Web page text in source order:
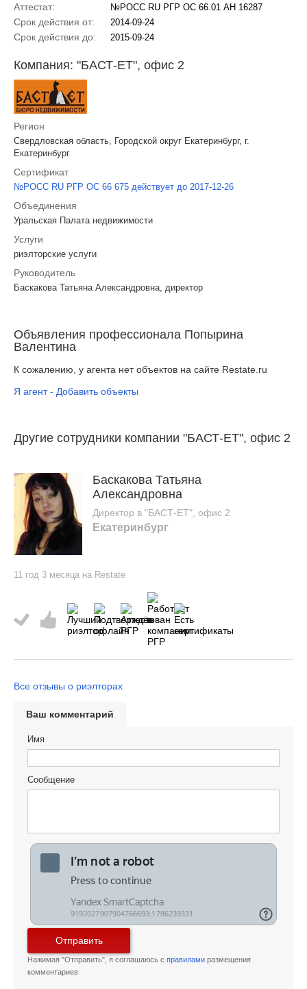
Аттестат: №РОСС RU РГР ОС 66.01 АН 16287
Срок действия от: 2014-09-24
Срок действия до: 2015-09-24
Компания: "БАСТ-ЕТ", офис 2
Регион
Свердловская область, Городской округ Екатеринбург, г.
Екатеринбург
Сертификат
№РОСС RU РГР ОС 66 675 действует до 2017-12-26
Объединения
Уральская Палата недвижимости
Услуги
риэлторские услуги
Руководитель
Баскакова Татьяна Александровна, директор
Объявления профессионала Попырина
Валентина
К сожалению, у агента нет объектов на сайте Restate.ru
Я агент - Добавить объекты
Другие сотрудники компании "БАСТ-ЕТ", офис 2
Баскакова Татьяна
Александровна
Директор в "БАСТ-ЕТ", офис 2
Екатеринбург
11 год 3 месяца на Restate
Все отзывы о риэлторах
Ваш комментарий
Имя
Сообщение
Отправить
Нажимая "Отправить", я соглашаюсь с правилами размещения
комментариев